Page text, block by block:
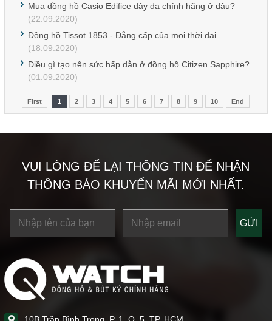
Mua đồng hồ Casio Edifice dây da chính hãng ở đâu?
(22.09.2020)
Đồng hồ Tissot 1853 - Đẳng cấp của mọi thời đại
(18.09.2020)
Điều gì tạo nên sức hấp dẫn ở đồng hồ Citizen Sapphire?
(01.09.2020)
First 1 2 3 4 5 6 7 8 9 10 End
VUI LÒNG ĐỂ LẠI THÔNG TIN ĐỂ NHẬN
THÔNG BÁO KHUYẾN MÃI MỚI NHẤT.
10B Trần Bình Trọng, P. 1, Q. 5, TP. HCM